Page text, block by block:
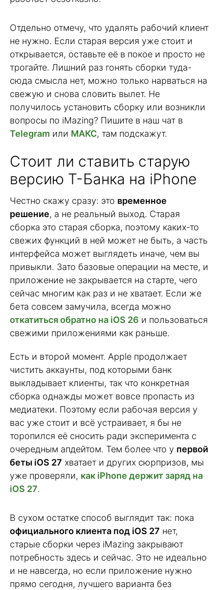
Отдельно отмечу, что удалять рабочий клиент
не нужно. Если старая версия уже стоит и
открывается, оставьте её в покое и просто не
трогайте. Лишний раз гонять сборки туда-
сюда смысла нет, можно только нарваться на
свежую и снова словить вылет. Не
получилось установить сборку или возникли
вопросы по iMazing? Пишите в наш чат в
Telegram или МАКС, там подскажут.
Стоит ли ставить старую
версию Т-Банка на iPhone
Честно скажу сразу: это временное
решение, а не реальный выход. Старая
сборка это старая сборка, поэтому каких-то
свежих функций в ней может не быть, а часть
интерфейса может выглядеть иначе, чем вы
привыкли. Зато базовые операции на месте, и
приложение не закрывается на старте, чего
сейчас многим как раз и не хватает. Если же
бета совсем замучила, всегда можно
откатиться обратно на iOS 26 и пользоваться
свежими приложениями как раньше.
Есть и второй момент. Apple продолжает
чистить аккаунты, под которыми банк
выкладывает клиенты, так что конкретная
сборка однажды может вовсе пропасть из
медиатеки. Поэтому если рабочая версия у
вас уже стоит и всё устраивает, я бы не
торопился её сносить ради эксперимента с
очередным апдейтом. Тем более что у первой
беты iOS 27 хватает и других сюрпризов, мы
уже проверяли, как iPhone держит заряд на
iOS 27.
В сухом остатке способ выглядит так: пока
официального клиента под iOS 27 нет,
старые сборки через iMazing закрывают
потребность здесь и сейчас. Это не идеально
и не навсегда, но если приложение нужно
прямо сегодня, лучшего варианта без